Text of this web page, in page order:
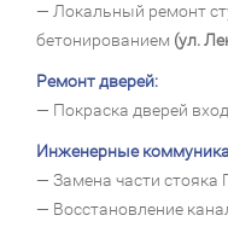
— Локальный ремонт
бетонированием (ул.
Ремонт дверей:
— Покраска дверей
Инженерные
— Замена части стояка
— Восстановление